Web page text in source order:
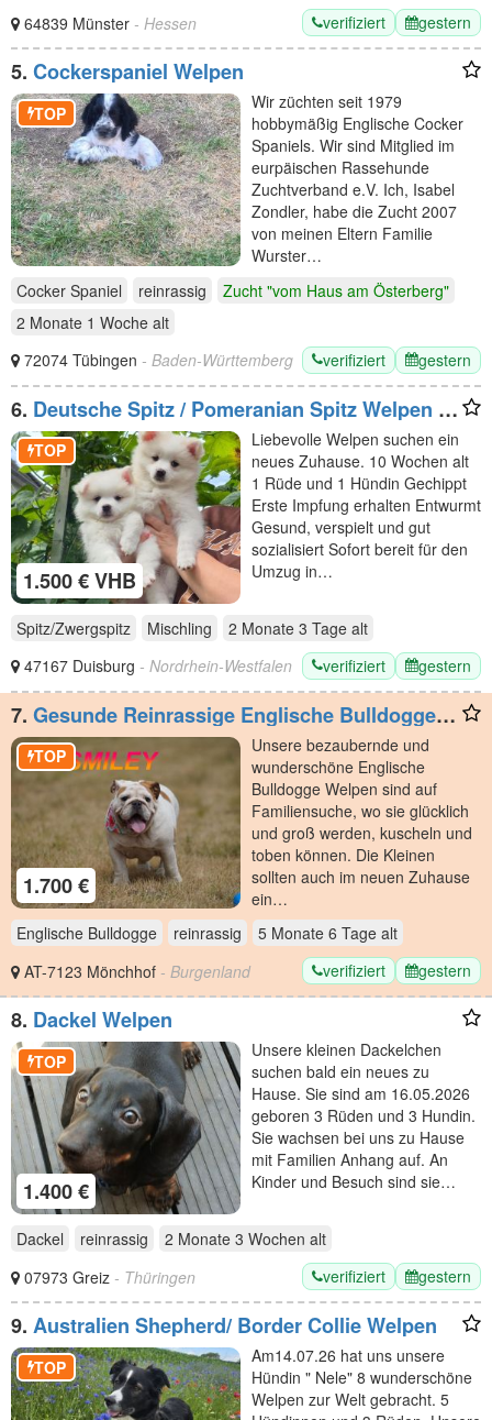
64839 Münster - Hessen verifiziert gestern
5. Cockerspaniel Welpen
TOP
Wir züchten seit 1979
hobbymäßig Englische Cocker
Spaniels. Wir sind Mitglied im
eurpäischen Rassehunde
Zuchtverband e.V. Ich, Isabel
Zondler, habe die Zucht 2007
von meinen Eltern Familie
Wurster…
Cocker Spaniel
reinrassig
Zucht "vom Haus am Österberg"
2 Monate 1 Woche alt
72074 Tübingen - Baden-Württemberg verifiziert gestern
6. Deutsche Spitz / Pomeranian Spitz Welpen -
Rüge und Hündin 10 Woche alt
1.500 € VHB
TOP
Liebevolle Welpen suchen ein
neues Zuhause. 10 Wochen alt
1 Rüde und 1 Hündin Gechippt
Erste Impfung erhalten Entwurmt
Gesund, verspielt und gut
sozialisiert Sofort bereit für den
Umzug in…
Spitz/Zwergspitz Mischling 2 Monate 3 Tage alt
47167 Duisburg - Nordrhein-Westfalen verifiziert gestern
7. Gesunde Reinrassige Englische Bulldogge
Welpen
1.700 €
TOP
Unsere bezaubernde und
wunderschöne Englische
Bulldogge Welpen sind auf
Familiensuche, wo sie glücklich
und groß werden, kuscheln und
toben können. Die Kleinen
sollten auch im neuen Zuhause
ein…
Englische Bulldogge
reinrassig 5 Monate 6 Tage alt
AT-7123 Mönchhof - Burgenland verifiziert gestern
8. Dackel Welpen
1.400 €
TOP
Unsere kleinen Dackelchen
suchen bald ein neues zu
Hause. Sie sind am 16.05.2026
geboren 3 Rüden und 3 Hundin.
Sie wachsen bei uns zu Hause
mit Familien Anhang auf. An
Kinder und Besuch sind sie…
Dackel reinrassig 2 Monate 3 Wochen alt
07973 Greiz - Thüringen verifiziert gestern
9. Australien Shepherd/ Border Collie Welpen
TOP
Am14.07.26 hat uns unsere
Hündin " Nele" 8 wunderschöne
Welpen zur Welt gebracht. 5